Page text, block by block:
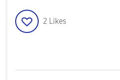
2 Likes